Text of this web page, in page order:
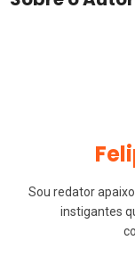
Sou redator
instigantes